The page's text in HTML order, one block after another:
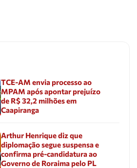
TCE-AM envia processo ao
MPAM após apontar prejuízo
de R$ 32,2 milhões em
Caapiranga
Arthur Henrique diz que
diplomação segue suspensa e
confirma pré-candidatura ao
Governo de Roraima pelo PL